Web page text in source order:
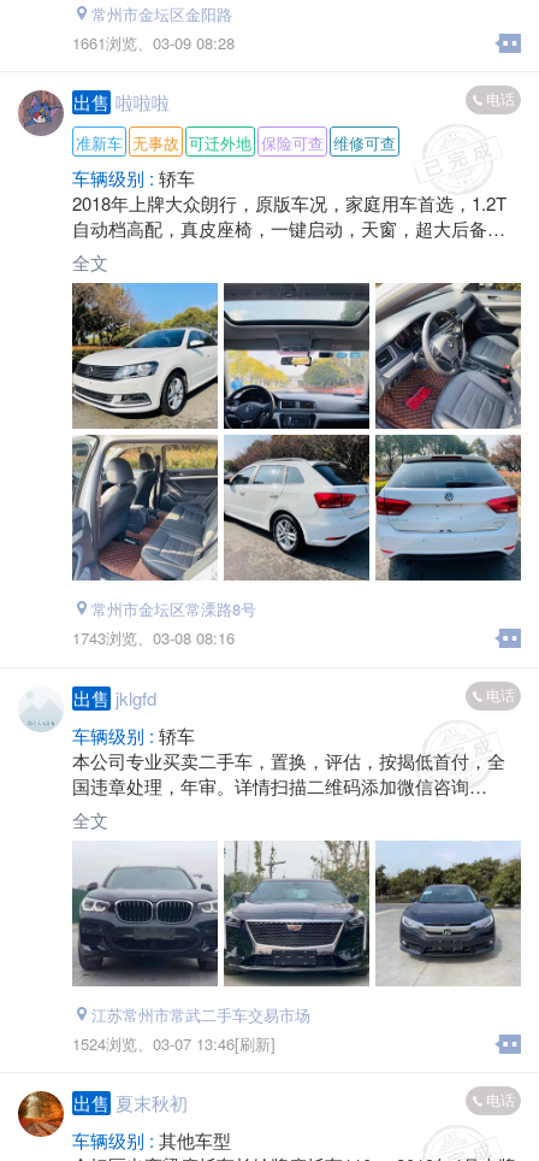
常州市金坛区金阳路
1661浏览、 03-09 08:28
出售 啦啦啦 电话
准新车 无事故 可迁外地 保险可查 维修可查
车辆级别 : 轿车
2018年上牌大众朗行，原版车况，家庭用车首选，1.2T
自动档高配，真皮座椅，一键启动，天窗，超大后备
箱，超低油耗
全文
常州市金坛区常溧路8号
1743浏览、 03-08 08:16
出售 jklgfd 电话
车辆级别 : 轿车
本公司专业买卖二手车，置换，评估，按揭低首付，全
国违章处理，年审。详情扫描二维码添加微信咨询
锦程车业蒋*****6390
地址:江苏省常州市常武二手车交易市场
全文
江苏常州市常武二手车交易市场
1524浏览、 03-07 13:46[刷新]
出售 夏末秋初 电话
车辆级别 : 其他车型